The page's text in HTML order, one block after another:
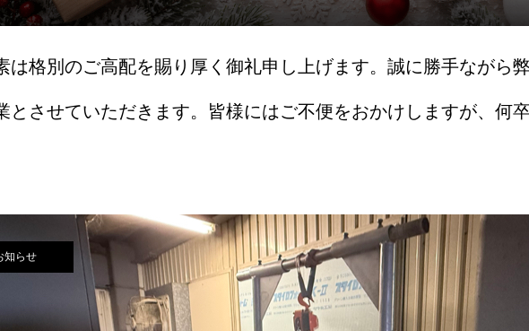
は格別のご高配を賜り厚く御礼申し上げます。誠に勝手ながら
とさせていただきます。皆様にはご不便をおかけしますが、何
知らせ